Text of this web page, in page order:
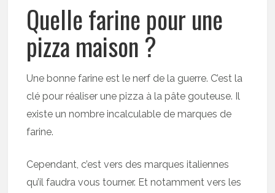
Quelle farine pour une
pizza maison ?
Une bonne farine est le nerf de la guerre. C’est la
clé pour réaliser une pizza à la pâte gouteuse. Il
existe un nombre incalculable de marques de
farine.
Cependant, c’est vers des marques italiennes
qu’il faudra vous tourner. Et notamment vers les